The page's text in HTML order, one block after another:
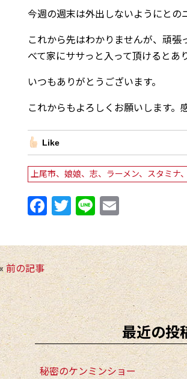
今週の週末は外出しないようにとの
これから先はわかりませんが、頑
べて家にササっと入って頂けるとあ
いつもありがとうございます。
これからもよろしくお願いします。
Like
上尾市、娘娘、志、ラーメン、スタミナ、
F
c
e
b
o
o
k
T
itt
er
Li
e ai
l
前の記事
最近の投
秘密のケンミンショー